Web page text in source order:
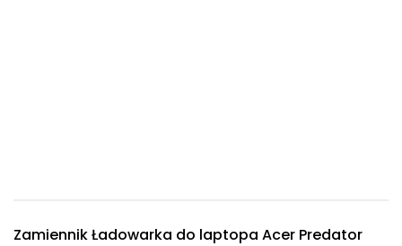
Zamiennik Ładowarka do laptopa Acer Predator